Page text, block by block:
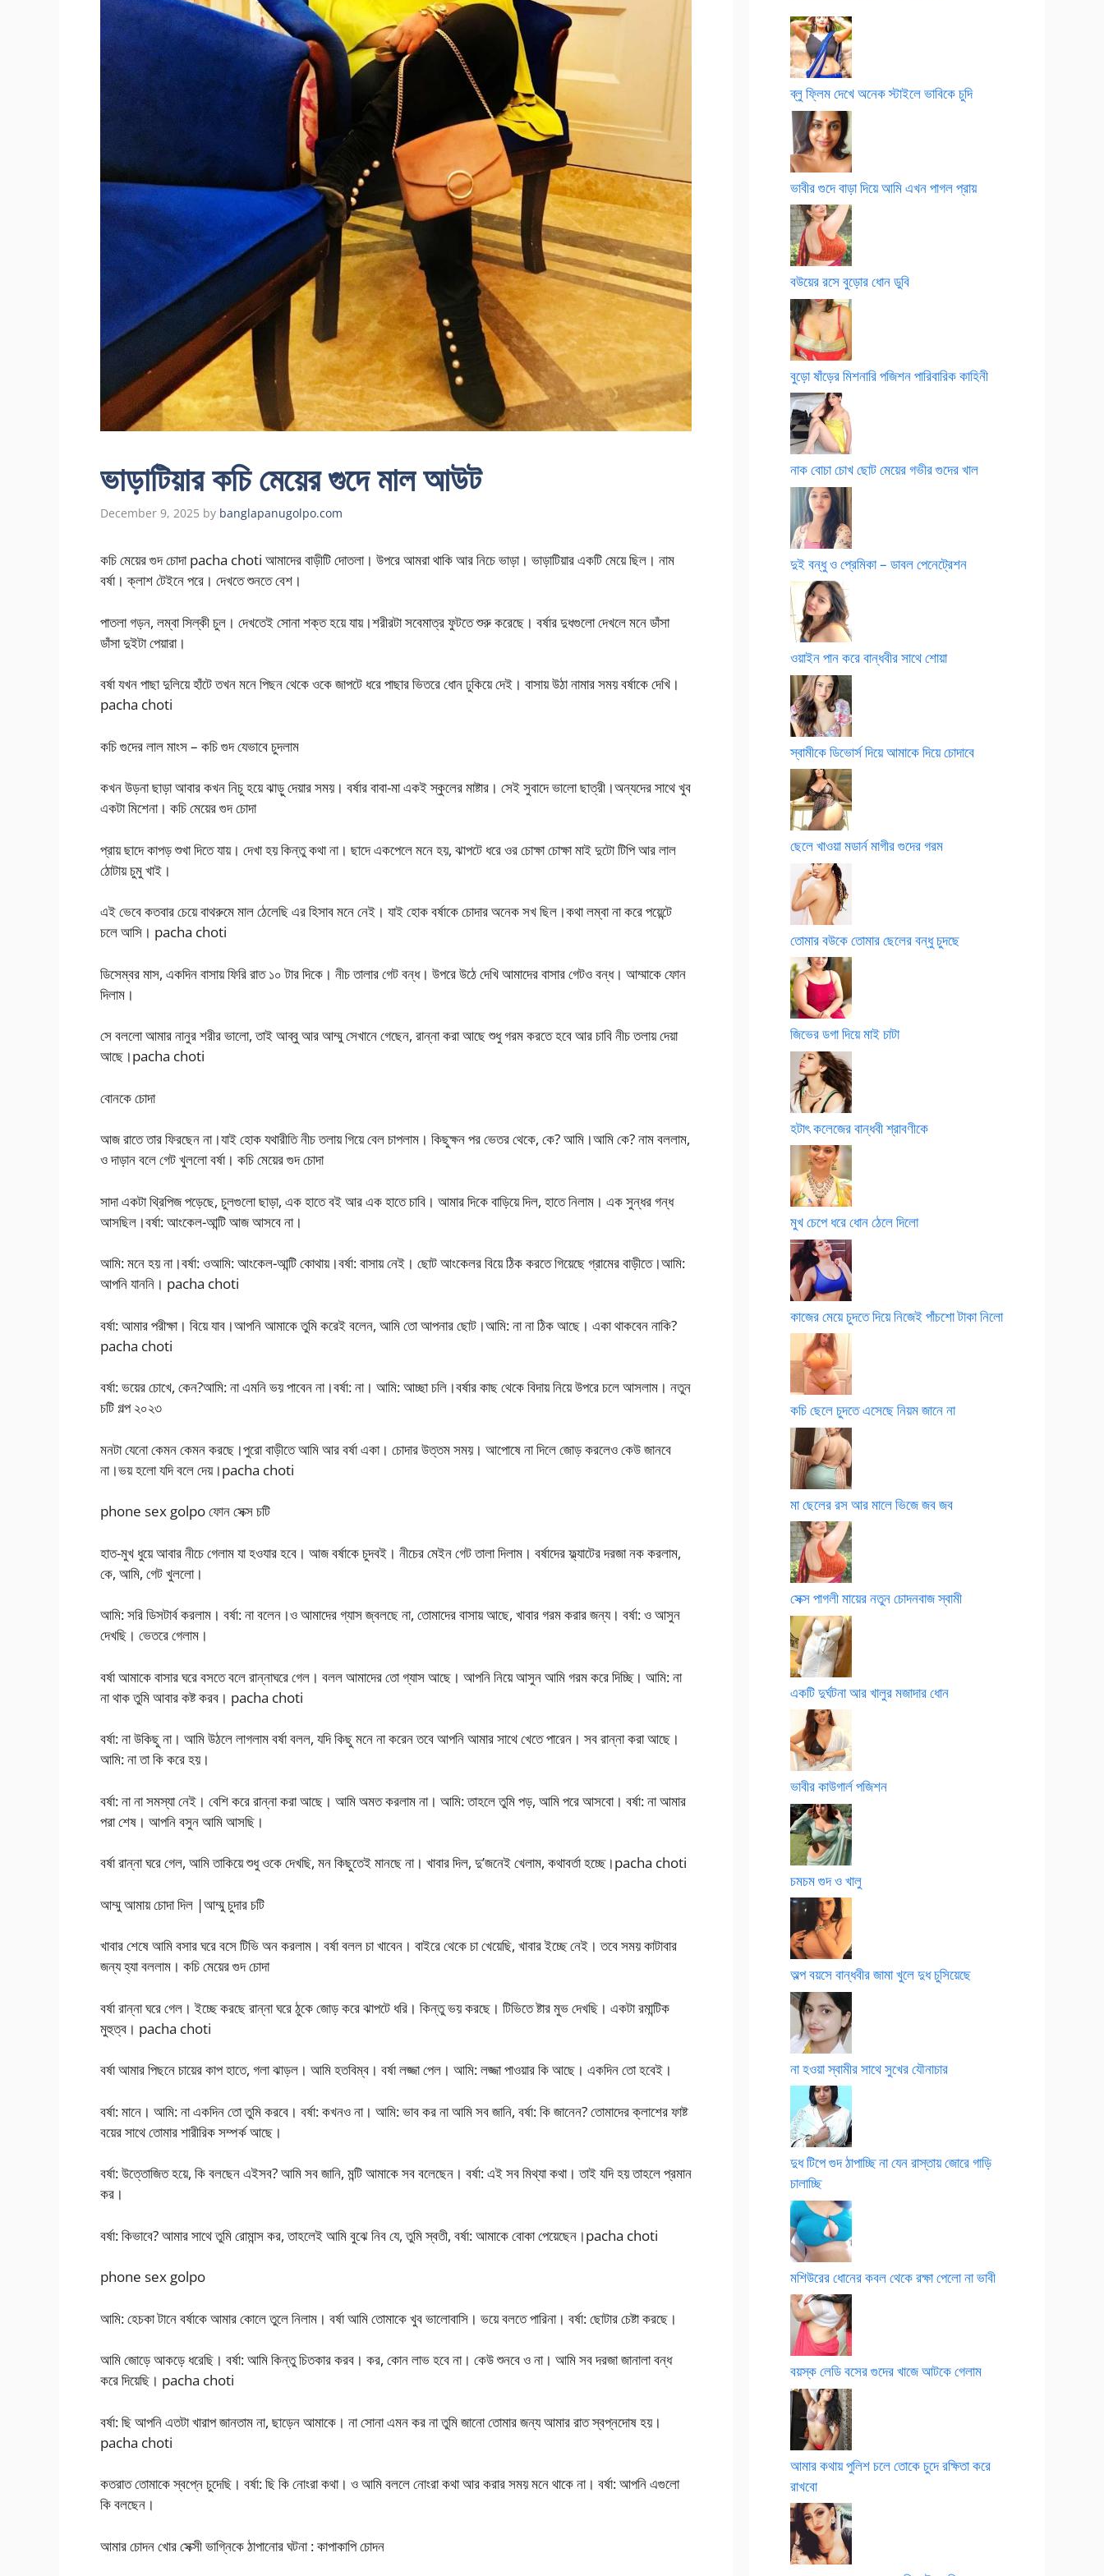
ভাড়াটিয়ার কচি মেয়ের গুদে মাল আউট
December 9, 2025 by banglapanugolpo.com
কচি মেয়ের গুদ চোদা pacha choti আমাদের বাড়ীটি দোতলা। উপরে আমরা থাকি আর নিচে ভাড়া। ভাড়াটিয়ার একটি মেয়ে ছিল। নাম
বর্ষা। ক্লাশ টেইনে পরে। দেখতে শুনতে বেশ।
পাতলা গড়ন, লম্বা সিল্কী চুল। দেখতেই সোনা শক্ত হয়ে যায়।শরীরটা সবেমাত্র ফুটতে শুরু করেছে। বর্ষার দুধগুলো দেখলে মনে ডাঁসা
ডাঁসা দুইটা পেয়ারা।
বর্ষা যখন পাছা দুলিয়ে হাঁটে তখন মনে পিছন থেকে ওকে জাপটে ধরে পাছার ভিতরে ধোন ঢুকিয়ে দেই। বাসায় উঠা নামার সময় বর্ষাকে দেখি।
pacha choti
কচি গুদের লাল মাংস – কচি গুদ যেভাবে চুদলাম
কখন উড়না ছাড়া আবার কখন নিচু হয়ে ঝাড়ু দেয়ার সময়। বর্ষার বাবা-মা একই স্কুলের মাষ্টার। সেই সুবাদে ভালো ছাত্রী।অন্যদের সাথে খুব
একটা মিশেনা। কচি মেয়ের গুদ চোদা
প্রায় ছাদে কাপড় শুখা দিতে যায়। দেখা হয় কিন্তু কথা না। ছাদে একপেলে মনে হয়, ঝাপটে ধরে ওর চোক্ষা চোক্ষা মাই দুটো টিপি আর লাল
ঠোটায় চুমু খাই।
এই ভেবে কতবার চেয়ে বাথরুমে মাল ঠেলেছি এর হিসাব মনে নেই। যাই হোক বর্ষাকে চোদার অনেক সখ ছিল।কথা লম্বা না করে পয়েন্টে
চলে আসি। pacha choti
ডিসেম্বর মাস, একদিন বাসায় ফিরি রাত ১০ টার দিকে। নীচ তালার গেট বন্ধ। উপরে উঠে দেখি আমাদের বাসার গেটও বন্ধ। আম্মাকে ফোন
দিলাম।
সে বললো আমার নানুর শরীর ভালো, তাই আব্বু আর আম্মু সেখানে গেছেন, রান্না করা আছে শুধু গরম করতে হবে আর চাবি নীচ তলায় দেয়া
আছে।pacha choti
বোনকে চোদা
আজ রাতে তার ফিরছেন না।যাই হোক যথারীতি নীচ তলায় গিয়ে বেল চাপলাম। কিছুক্ষন পর ভেতর থেকে, কে? আমি।আমি কে? নাম বললাম,
ও দাড়ান বলে গেট খুললো বর্ষা। কচি মেয়ের গুদ চোদা
সাদা একটা থ্রিপিজ পড়েছে, চুলগুলো ছাড়া, এক হাতে বই আর এক হাতে চাবি। আমার দিকে বাড়িয়ে দিল, হাতে নিলাম। এক সুন্ধর গন্ধ
আসছিল।বর্ষা: আংকেল-আন্টি আজ আসবে না।
আমি: মনে হয় না।বর্ষা: ওআমি: আংকেল-আন্টি কোথায়।বর্ষা: বাসায় নেই। ছোট আংকেলর বিয়ে ঠিক করতে গিয়েছে গ্রামের বাড়ীতে।আমি:
আপনি যাননি। pacha choti
বর্ষা: আমার পরীক্ষা। বিয়ে যাব।আপনি আমাকে তুমি করেই বলেন, আমি তো আপনার ছোট।আমি: না না ঠিক আছে। একা থাকবেন নাকি?
pacha choti
বর্ষা: ভয়ের চোখে, কেন?আমি: না এমনি ভয় পাবেন না।বর্ষা: না। আমি: আচ্ছা চলি।বর্ষার কাছ থেকে বিদায় নিয়ে উপরে চলে আসলাম। নতুন
চটি গল্প ২০২৩
মনটা যেনো কেমন কেমন করছে।পুরো বাড়ীতে আমি আর বর্ষা একা। চোদার উত্তম সময়। আপোষে না দিলে জোড় করলেও কেউ জানবে
না।ভয় হলো যদি বলে দেয়।pacha choti
phone sex golpo ফোন সেক্স চটি
হাত-মুখ ধুয়ে আবার নীচে গেলাম যা হওযার হবে। আজ বর্ষাকে চুদবই। নীচের মেইন গেট তালা দিলাম। বর্ষাদের ফ্ল্যাটের দরজা নক করলাম,
কে, আমি, গেট খুললো।
আমি: সরি ডিসটার্ব করলাম। বর্ষা: না বলেন।ও আমাদের গ্যাস জ্বলছে না, তোমাদের বাসায় আছে, খাবার গরম করার জন্য। বর্ষা: ও আসুন
দেখছি। ভেতরে গেলাম।
বর্ষা আমাকে বাসার ঘরে বসতে বলে রান্নাঘরে গেল। বলল আমাদের তো গ্যাস আছে। আপনি নিয়ে আসুন আমি গরম করে দিচ্ছি। আমি: না
না থাক তুমি আবার কষ্ট করব। pacha choti
বর্ষা: না উকিছু না। আমি উঠলে লাগলাম বর্ষা বলল, যদি কিছু মনে না করেন তবে আপনি আমার সাথে খেতে পারেন। সব রান্না করা আছে।
আমি: না তা কি করে হয়।
বর্ষা: না না সমস্যা নেই। বেশি করে রান্না করা আছে। আমি অমত করলাম না। আমি: তাহলে তুমি পড়, আমি পরে আসবো। বর্ষা: না আমার
পরা শেষ। আপনি বসুন আমি আসছি।
বর্ষা রান্না ঘরে গেল, আমি তাকিয়ে শুধু ওকে দেখছি, মন কিছুতেই মানছে না। খাবার দিল, দু’জনেই খেলাম, কথাবর্তা হচ্ছে।pacha choti
আম্মু আমায় চোদা দিল |আম্মু চুদার চটি
খাবার শেষে আমি বসার ঘরে বসে টিভি অন করলাম। বর্ষা বলল চা খাবেন। বাইরে থেকে চা খেয়েছি, খাবার ইচ্ছে নেই। তবে সময় কাটাবার
জন্য হ্যা বললাম। কচি মেয়ের গুদ চোদা
বর্ষা রান্না ঘরে গেল। ইচ্ছে করছে রান্না ঘরে ঠুকে জোড় করে ঝাপটে ধরি। কিন্তু ভয় করছে। টিভিতে ষ্টার মুভ দেখছি। একটা রমান্টিক
মুহুত্ব। pacha choti
বর্ষা আমার পিছনে চায়ের কাপ হাতে, গলা ঝাড়ল। আমি হতবিম্ব। বর্ষা লজ্জা পেল। আমি: লজ্জা পাওয়ার কি আছে। একদিন তো হবেই।
বর্ষা: মানে। আমি: না একদিন তো তুমি করবে। বর্ষা: কখনও না। আমি: ভাব কর না আমি সব জানি, বর্ষা: কি জানেন? তোমাদের ক্লাশের ফাষ্ট
বয়ের সাথে তোমার শারীরিক সম্পর্ক আছে।
বর্ষা: উত্তোজিত হয়ে, কি বলছেন এইসব? আমি সব জানি, মন্টি আমাকে সব বলেছেন। বর্ষা: এই সব মিথ্যা কথা। তাই যদি হয় তাহলে প্রমান
কর।
বর্ষা: কিভাবে? আমার সাথে তুমি রোমান্স কর, তাহলেই আমি বুঝে নিব যে, তুমি স্বতী, বর্ষা: আমাকে বোকা পেয়েছেন।pacha choti
phone sex golpo
আমি: হেচকা টানে বর্ষাকে আমার কোলে তুলে নিলাম। বর্ষা আমি তোমাকে খুব ভালোবাসি। ভয়ে বলতে পারিনা। বর্ষা: ছোটার চেষ্টা করছে।
আমি জোড়ে আকড়ে ধরেছি। বর্ষা: আমি কিন্তু চিতকার করব। কর, কোন লাভ হবে না। কেউ শুনবে ও না। আমি সব দরজা জানালা বন্ধ
করে দিয়েছি। pacha choti
বর্ষা: ছি আপনি এতটা খারাপ জানতাম না, ছাড়েন আমাকে। না সোনা এমন কর না তুমি জানো তোমার জন্য আমার রাত স্বপ্নদোষ হয়।
pacha choti
কতরাত তোমাকে স্বপ্নে চুদেছি। বর্ষা: ছি কি নোংরা কথা। ও আমি বললে নোংরা কথা আর করার সময় মনে থাকে না। বর্ষা: আপনি এগুলো
কি বলছেন।
আমার চোদন খোর সেক্সী ভাগ্নিকে ঠাপানোর ঘটনা : কাপাকাপি চোদন
ব্লু ফ্লিম দেখে অনেক স্টাইলে ভাবিকে চুদি
ভাবীর গুদে বাড়া দিয়ে আমি এখন পাগল প্রায়
বউয়ের রসে বুড়োর ধোন ডুবি
বুড়ো ষাঁড়ের মিশনারি পজিশন পারিবারিক কাহিনী
নাক বোচা চোখ ছোট মেয়ের গভীর গুদের খাল
দুই বন্ধু ও প্রেমিকা – ডাবল পেনেট্রেশন
ওয়াইন পান করে বান্ধবীর সাথে শোয়া
স্বামীকে ডিভোর্স দিয়ে আমাকে দিয়ে চোদাবে
ছেলে খাওয়া মডার্ন মাগীর গুদের গরম
তোমার বউকে তোমার ছেলের বন্ধু চুদছে
জিভের ডগা দিয়ে মাই চাটা
হটাৎ কলেজের বান্ধবী শ্রাবণীকে
মুখ চেপে ধরে ধোন ঠেলে দিলো
কাজের মেয়ে চুদতে দিয়ে নিজেই পাঁচশো টাকা নিলো
কচি ছেলে চুদতে এসেছে নিয়ম জানে না
মা ছেলের রস আর মালে ভিজে জব জব
সেক্স পাগলী মায়ের নতুন চোদনবাজ স্বামী
একটি দুর্ঘটনা আর খালুর মজাদার ধোন
ভাবীর কাউগার্ল পজিশন
চমচম গুদ ও খালু
অল্প বয়সে বান্ধবীর জামা খুলে দুধ চুসিয়েছে
না হওয়া স্বামীর সাথে সুখের যৌনাচার
দুধ টিপে গুদ ঠাপাচ্ছি না যেন রাস্তায় জোরে গাড়ি
চালাচ্ছি
মশিউরের ধোনের কবল থেকে রক্ষা পেলো না ভাবী
বয়স্ক লেডি বসের গুদের খাজে আটকে গেলাম
আমার কথায় পুলিশ চলে তোকে চুদে রক্ষিতা করে
রাখবো